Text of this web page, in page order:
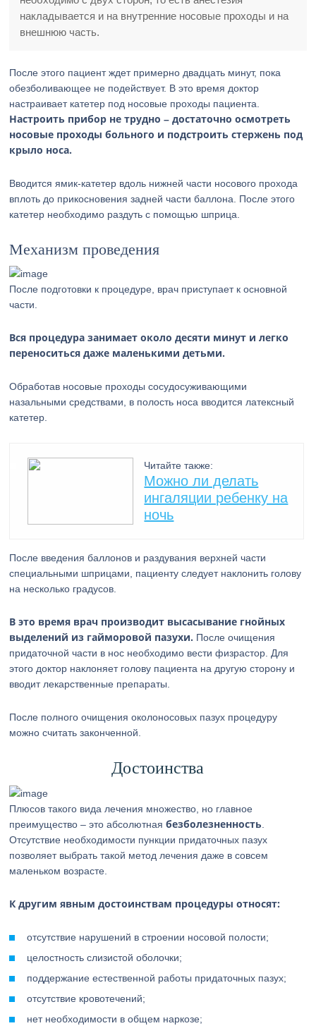
накладывается и на внутренние носовые проходы и на
внешнюю часть.
После этого пациент ждет примерно двадцать минут, пока
обезболивающее не подействует. В это время доктор
настраивает катетер под носовые проходы пациента.
Настроить прибор не трудно – достаточно осмотреть
носовые проходы больного и подстроить стержень под
крыло носа.
Вводится ямик-катетер вдоль нижней части носового прохода
вплоть до прикосновения задней части баллона. После этого
катетер необходимо раздуть с помощью шприца.
Механизм проведения
После подготовки к процедуре, врач приступает к основной
части.
Вся процедура занимает около десяти минут и легко
переноситься даже маленькими детьми.
Обработав носовые проходы сосудосуживающими
назальными средствами, в полость носа вводится латексный
катетер.
Читайте также:
Можно ли делать
ингаляции ребенку на
ночь
После введения баллонов и раздувания верхней части
специальными шприцами, пациенту следует наклонить голову
на несколько градусов.
В это время врач производит высасывание гнойных
выделений из гайморовой пазухи. После очищения
придаточной части в нос необходимо вести физрастор. Для
этого доктор наклоняет голову пациента на другую сторону и
вводит лекарственные препараты.
После полного очищения околоносовых пазух процедуру
можно считать законченной.
Достоинства
Плюсов такого вида лечения множество, но главное
преимущество – это абсолютнаябезболезненность
Отсутствие необходимости пункции придаточных пазух
позволяет выбрать такой метод лечения даже в совсем
маленьком возрасте.
К другим явным достоинствам процедуры относят:
отсутствие нарушений в строении носовой полости;
целостность слизистой оболочки;
поддержание естественной работы придаточных пазух;
отсутствие кровотечений;
нет необходимости в общем наркозе;